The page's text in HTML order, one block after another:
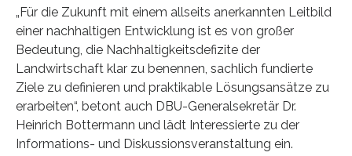
„Für die Zukunft mit einem allseits anerkannten Leitbild
einer nachhaltigen Entwicklung ist es von großer
Bedeutung, die Nachhaltigkeitsdefizite der
Landwirtschaft klar zu benennen, sachlich fundierte
Ziele zu definieren und praktikable Lösungsansätze zu
erarbeiten“, betont auch DBU-Generalsekretär Dr.
Heinrich Bottermann und lädt Interessierte zu der
Informations- und Diskussionsveranstaltung ein.